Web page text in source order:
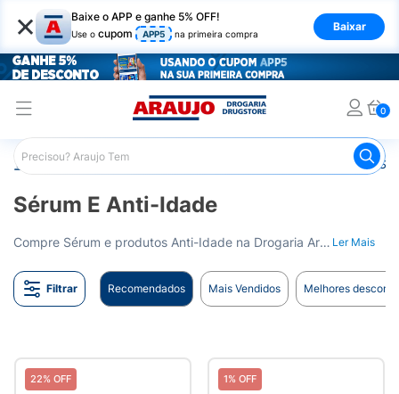
× Baixe o APP e ganhe 5% OFF!
Use o cupom APP5 na primeira compra
Baixar
0
Araujo Beleza e Cuidados Cuidados com o Rosto
Sérum E Anti-Idade
Compre Sérum e produtos Anti-Idade na Drogaria Araujo. Mantenha sua pele jovem, firme e hidratada. Entrega para todo o Brasil. Ler Mais
Filtrar Recomendados Mais Vendidos Melhores
22% OFF 1% OFF